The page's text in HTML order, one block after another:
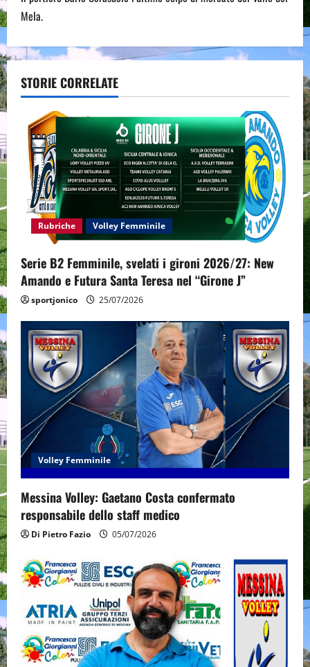
n
a
v
g
a
t
o
n
Mela.
STORIE CORRELATE
Rubriche Volley Femminile
Serie B2 Femminile, svelati i gironi 2026/27: New
Amando e Futura Santa Teresa nel “Girone J”
sportjonico 25/07/2026
Volley Femminile
Messina Volley: Gaetano Costa confermato
responsabile dello staff medico
Di Pietro Fazio 05/07/2026